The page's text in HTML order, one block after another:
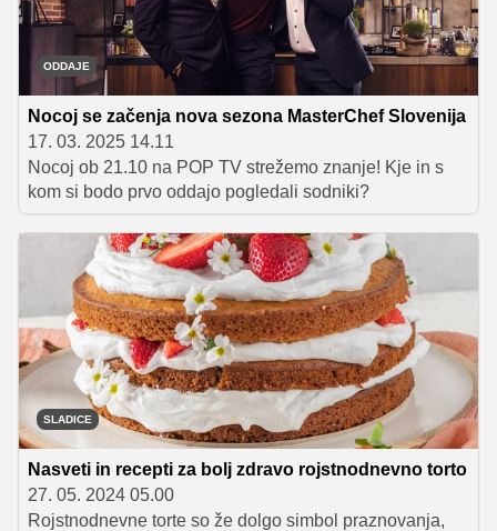
pripravljeni, kot bi mignil.
ODDAJE
Nocoj se začenja nova sezona MasterChef Slovenija
17. 03. 2025 14.11
Nocoj ob 21.10 na POP TV strežemo znanje! Kje in s
kom si bodo prvo oddajo pogledali sodniki?
SLADICE
Nasveti in recepti za bolj zdravo rojstnodnevno torto
27. 05. 2024 05.00
Rojstnodnevne torte so že dolgo simbol praznovanja,